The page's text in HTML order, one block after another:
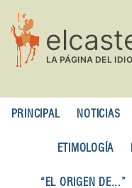
contenido
principal
PRINCIPAL NOTICIAS
ETIMOLOGÍA
“EL ORIGEN DE...”